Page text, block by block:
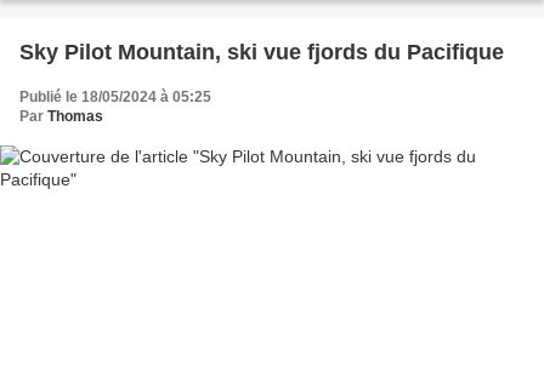
Sky Pilot Mountain, ski vue fjords du Pacifique
Publié le 18/05/2024 à 05:25
Par Thomas